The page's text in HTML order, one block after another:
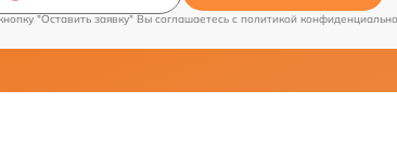
"Оставить заявку" Вы соглашаетесь c политикой